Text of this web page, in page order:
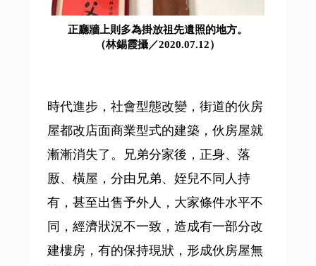
正廳牆上則多為掛放祖先遺照的地方。
（林錫霞攝／2020.07.12）
時代進步，社會型態改變，街道的伙房
屋都改店面商業型式的建築，伙房屋就
漸漸消失了。兄弟分家後，正身、落
厫、橫屋，分由兄弟、姪兒不同人持
有，甚至出售予外人，大家條件水平不
同，經濟狀況不一致，造成有一部分改
建樓房，有的保持現狀，形成伙房屋無